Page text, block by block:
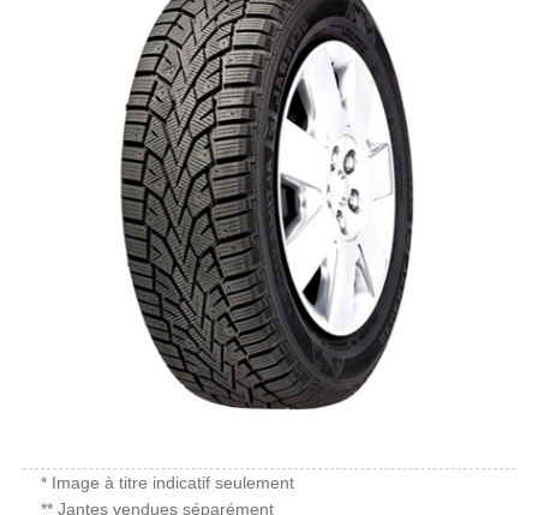
* Image à titre indicatif seulement
** Jantes vendues séparément